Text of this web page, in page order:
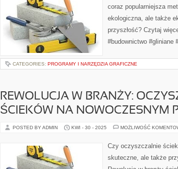
coraz popularniejsza
ekologiczna, ale także
przyszłość? Czytaj
#budownictwo #gliniane
CATEGORIES: PROGRAMY I NARZĘDZIA GRAFICZNE
REWOLUCJA W BRANŻY:
ŚCIEKÓW NA NOWOCZESNYM
POSTED BY ADMIN KWI - 30 - 2025 MOŻLIWOŚĆ
Czy oczyszczalnie
skuteczne, ale także